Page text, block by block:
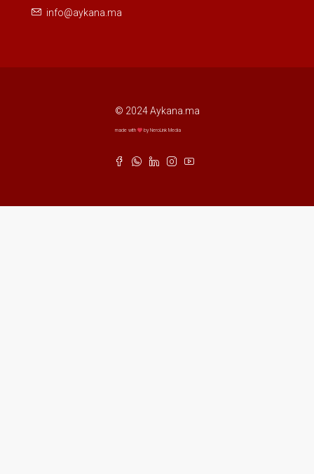
info@aykana.ma
© 2024 Aykana.ma
made with by NeroLink Media